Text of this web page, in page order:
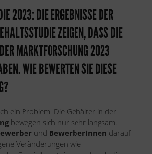
2023: DIE ERGEBNISSE DER
ZEIGEN, DASS DIE
MARKTFORSCHUNG 2023
WIE BEWERTEN SIE DIESE
ein Problem. Die Gehälter in der
bewegen sich nur sehr langsam.
und Bewerberinnen darauf
Veränderungen wie